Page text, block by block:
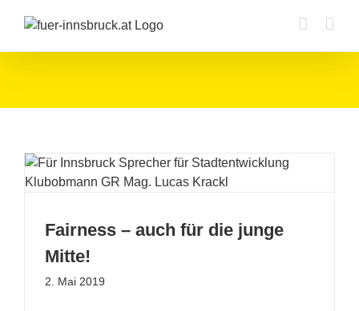
Inhalt
Fairness – auch für die junge
Mitte!
2. Mai 2019